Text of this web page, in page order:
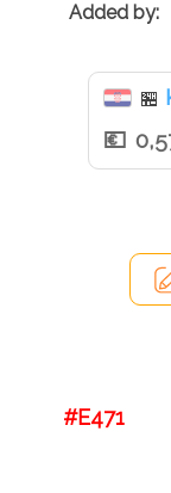
🏪
#E471